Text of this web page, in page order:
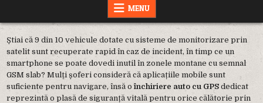
MENU
Știai că 9 din 10 vehicule dotate cu sisteme de monitorizare prin
satelit sunt recuperate rapid în caz de incident, în timp ce un
smartphone se poate dovedi inutil în zonele montane cu semnal
GSM slab? Mulți șoferi consideră că aplicațiile mobile sunt
suficiente pentru navigare, însă oînchiriere auto cu GPS dedicat
reprezintă o plasă de siguranță vitală pentru orice călătorie prin